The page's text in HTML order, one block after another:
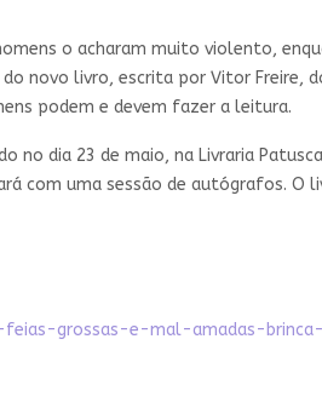
o acharam muito violento,
novo livro, escrita por Vitor Freire,
podem e devem fazer a leitura.
no dia 23 de maio, na Livraria
com uma sessão de autógrafos.
feias-grossas-e-mal-amadas-